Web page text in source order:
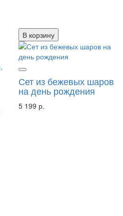
В корзину
Сет из бежевых шаров
на день рождения
5 199 р.